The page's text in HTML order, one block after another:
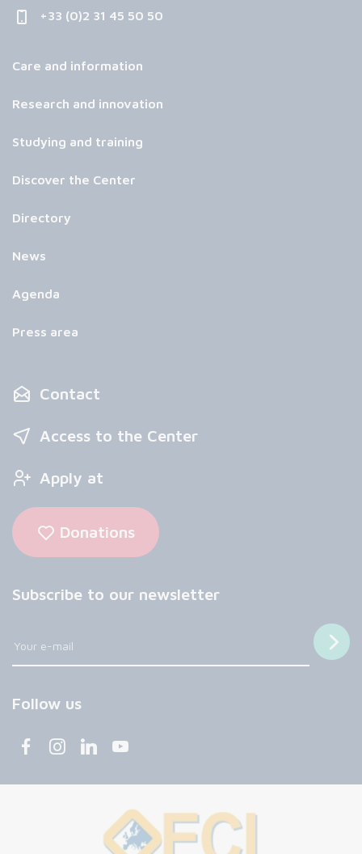
+33 (0)2 31 45 50 50
Care and information
Research and innovation
Studying and training
Discover the Center
Directory
News
Agenda
Press area
Contact
Access to the Center
Apply at
Donations
Subscribe to our newsletter
Follow us